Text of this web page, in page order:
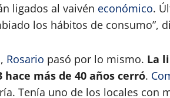
ligados al vaivén económico.
los hábitos de consumo”,
Rosario pasó por lo mismo. La
hace más de 40 años cerró.
Tenía uno de los locales con